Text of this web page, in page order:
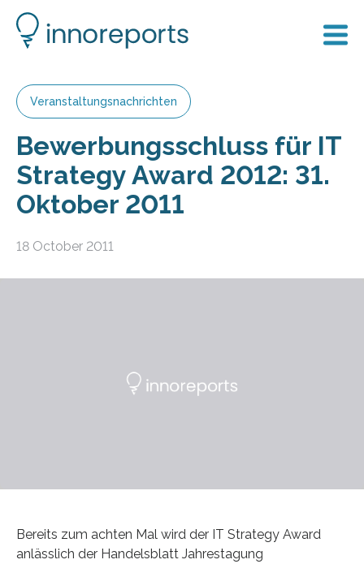
Veranstaltungsnachrichten
Bewerbungsschluss für IT
Strategy Award 2012: 31.
Oktober 2011
18 October 2011
Bereits zum achten Mal wird der IT Strategy Award
anlässlich der Handelsblatt Jahrestagung